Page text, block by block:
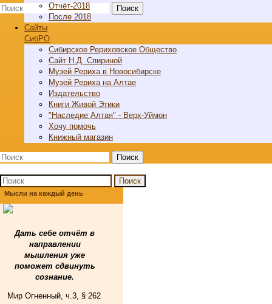
Поиск
Отчёт-2018
После 2018
Cайты
СибРО
Сибирское Рериховское Общество
Сайт Н.Д. Спириной
Музей Рериха в Новосибирске
Музей Рериха на Алтае
Издательство
Книги Живой Этики
"Наследие Алтая" - Верх-Уймон
Хочу помочь
Книжный магазин
Поиск
Поиск
Мысли на каждый день
Дать себе отчёт в
направлении
мышления уже
поможет сдвинуть
сознание.
Мир Огненный, ч.3, § 262